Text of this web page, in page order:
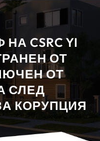
CSRC YI
ОТ
ОТ
СЛЕД
КОРУПЦИЯ